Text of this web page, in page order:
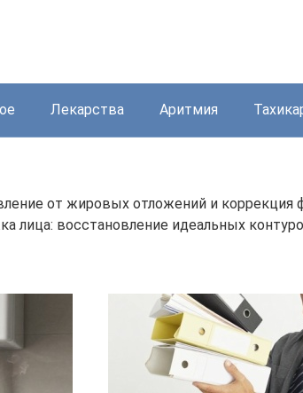
Лекарства Аритмия
от жировых отложений и
лица: восстановление идеальных